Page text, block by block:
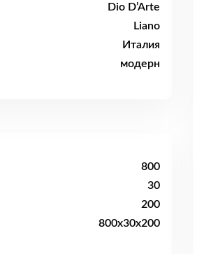
Dio D’Arte
Liano
Италия
модерн
800
30
200
800x30x200